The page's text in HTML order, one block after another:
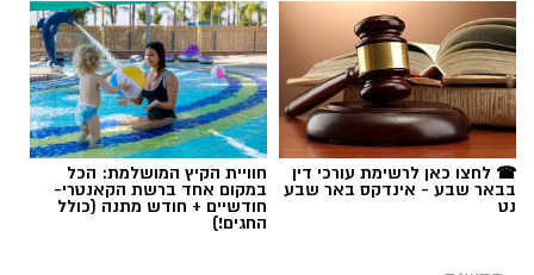
☎ לחצו כאן לרשימת עורכי דין
בבאר שבע - אינדקס באר שבע
נט
חוויית הקיץ המושלמת: הכל
במקום אחד ברשת הקאנטרי-
חודשיים + חודש מתנה (כולל
החגים!)